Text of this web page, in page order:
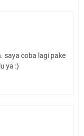
saya coba lagi pake
ya :)